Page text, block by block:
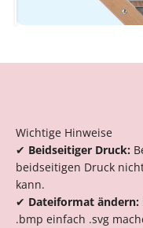
Wichtige Hinweise
✔ Beidseitiger Druck:
beidseitigen Druck
kann.
✔ Dateiformat ändern:
.bmp einfach .svg